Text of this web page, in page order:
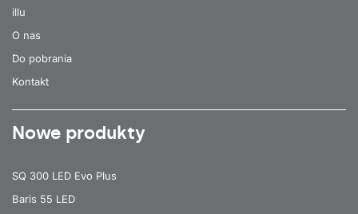
illu
O nas
Do pobrania
Kontakt
Nowe produkty
SQ 300 LED Evo Plus
Baris 55 LED